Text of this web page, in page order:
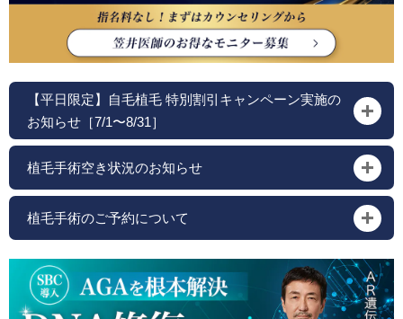
【平日限定】自毛植毛 特別割引キャンペーン実施の
お知らせ［7/1〜8/31］
植毛手術空き状況のお知らせ
植毛手術のご予約について